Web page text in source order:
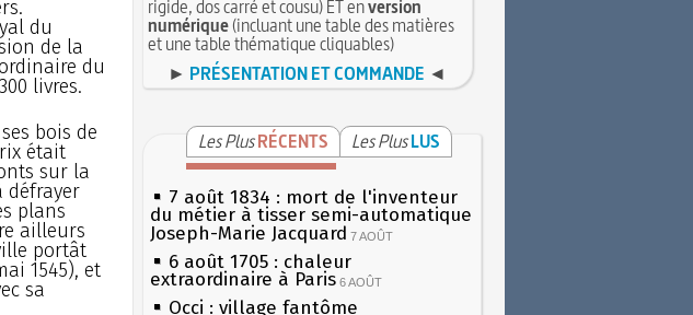
du
de la
du
livres.
bois de
était
sur la
défrayer
plans
ailleurs
portât
1545), et
sa
rigide, dos carré et cousu) ET enversion
numérique(incluant une table des matières
et une table thématique cliquables)
► PRÉSENTATION ET COMMANDE ◄
Les Plus RÉCENTS Les Plus LUS
7 août 1834 : mort de l'inventeur
du métier à tisser semi-automatique
Joseph-Marie Jacquard 7 AOÛT
6 août 1705 : chaleur
extraordinaire à Paris 6 AOÛT
Occi : village fantôme